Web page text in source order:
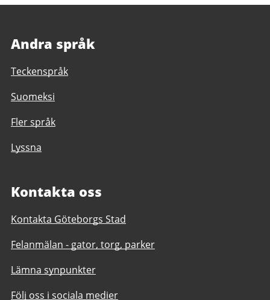
Andra språk
Teckenspråk
Suomeksi
Fler språk
Lyssna
Kontakta oss
Kontakta Göteborgs Stad
Felanmälan - gator, torg, parker
Lämna synpunkter
Följ oss i sociala medier